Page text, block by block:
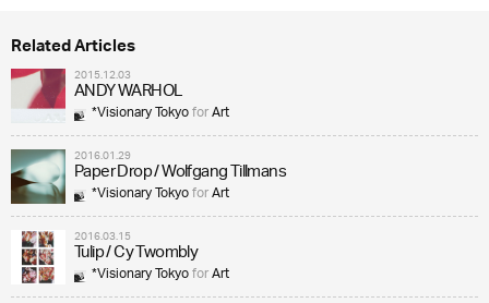
Related Articles
2015.12.03
ANDY WARHOL
*Visionary TokyoforArt
2016.01.29
Paper Drop / Wolfgang Tillmans
*Visionary TokyoforArt
2016.03.15
Tulip / Cy Twombly
*Visionary TokyoforArt